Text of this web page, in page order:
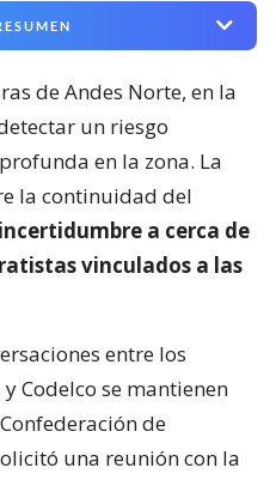
de Andes Norte, en la
un riesgo
en la zona. La
la continuidad del
a cerca de
vinculados a las
entre los
Codelco se mantienen
de
una reunión con la